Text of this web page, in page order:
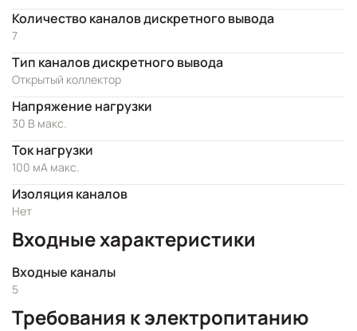
Количество каналов дискретного вывода
7
Тип каналов дискретного вывода
Открытый коллектор
Напряжение нагрузки
30 В макс.
Ток нагрузки
100 мА макс.
Изоляция каналов
Нет
Входные характеристики
Входные каналы
5
Требования к электропитанию